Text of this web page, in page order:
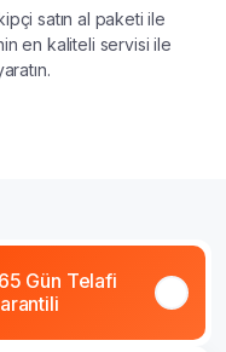
satın al paketi ile
en kaliteli servisi ile
Gün Telafi